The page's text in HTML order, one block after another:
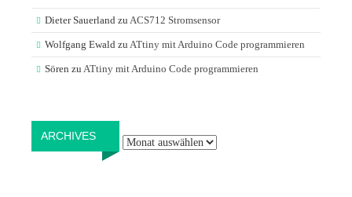
Dieter Sauerland zu ACS712 Stromsensor
Wolfgang Ewald zu ATtiny mit Arduino Code programmieren
Sören zu ATtiny mit Arduino Code programmieren
ARCHIVES